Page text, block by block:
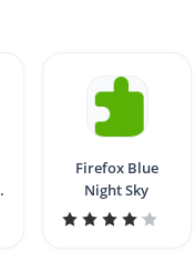
Firefox Blue
Night Sky